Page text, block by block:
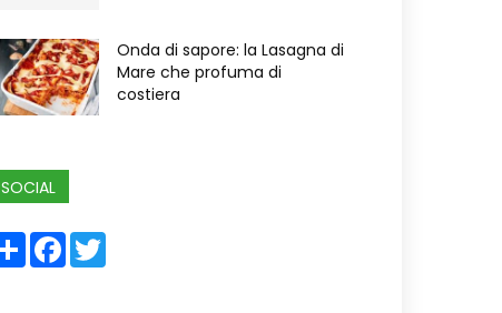
Onda di sapore: la Lasagna di
Mare che profuma di
costiera
SOCIAL
ShareFacebook